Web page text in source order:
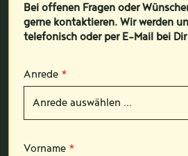
Bei offenen Fragen oder
gerne kontaktieren. Wir werden
telefonisch oder per E-Mail bei
Anrede *
Vorname *